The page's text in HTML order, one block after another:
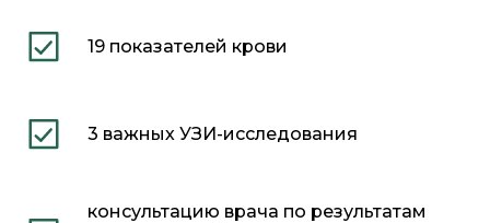
19 показателей крови
3 важных УЗИ-исследования
консультацию врача по результатам